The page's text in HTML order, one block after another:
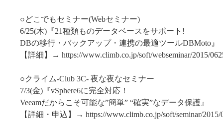
○どこでもセミナー(Webセミナー)
6/25(木)『21種類ものデータベースをサポート!
DBの移行・バックアップ・連携の最適ツールDBMoto』
【詳細】→ https://www.climb.co.jp/soft/webseminar/2015/
○クライム-Club 3C- 夜な夜なセミナー
7/3(金)『vSphere6に完全対応！
Veeamだからこそ可能な”簡単” “確実”なデータ保護』
【詳細・申込】→ https://www.climb.co.jp/soft/seminar/2015/